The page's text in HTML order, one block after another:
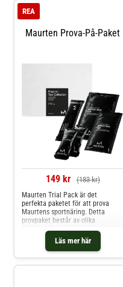
du dricka små portioner varje gån
Maurten Prova-På-Paket
REA
149 kr (183 kr)
Läs mer här
Maurten Trial Pack är det
perfekta paketet för att prova
Maurtens sportnäring. Detta
provpaket består av olika
produkter som hjälper dig att
upprätthålla dina energinivåer
under dina träningspass från
intensiva löppass till långa